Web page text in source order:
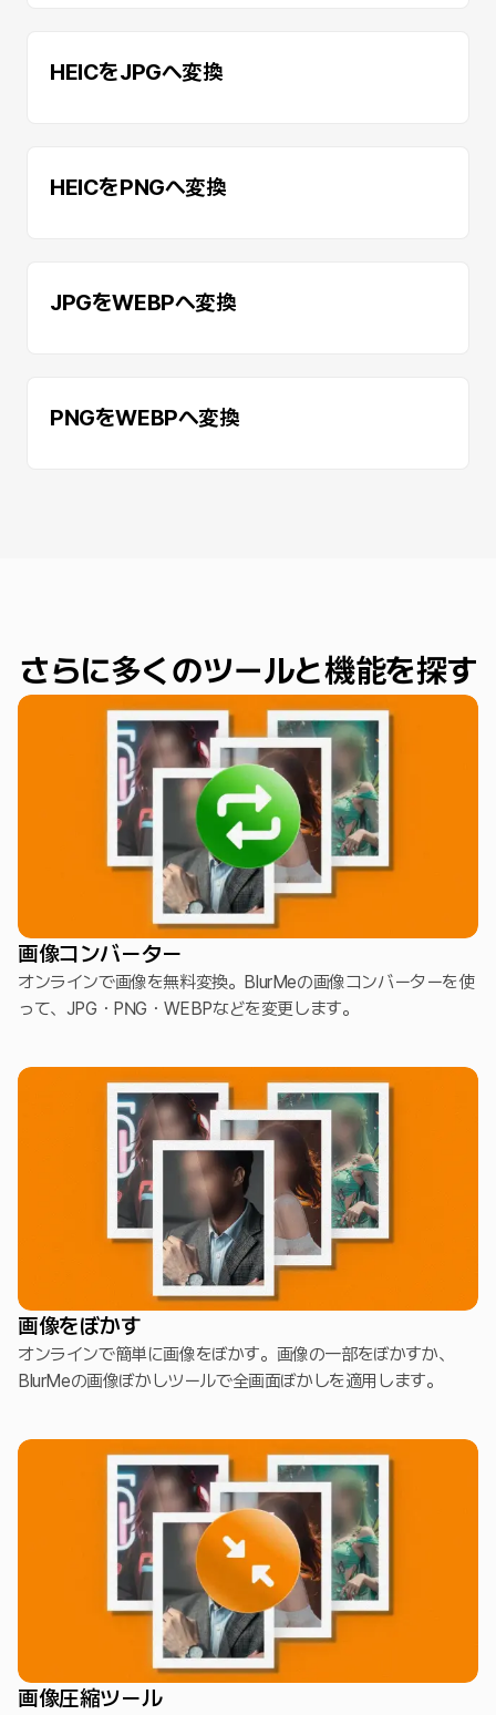
HEICをJPGへ変換
HEICをPNGへ変換
JPGをWEBPへ変換
PNGをWEBPへ変換
さらに多くのツールと機能を探す
画像コンバーター
オンラインで画像を無料変換。BlurMeの画像コンバーターを使
って、JPG・PNG・WEBPなどを変更します。
画像をぼかす
オンラインで簡単に画像をぼかす。画像の一部をぼかすか、
BlurMeの画像ぼかしツールで全画面ぼかしを適用します。
画像圧縮ツール